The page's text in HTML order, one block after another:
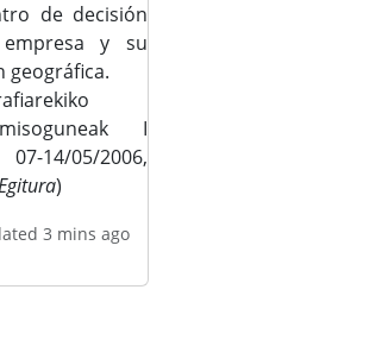
de decisión
y su
geográfica.
I
14/05/2006,
)
3 mins ago